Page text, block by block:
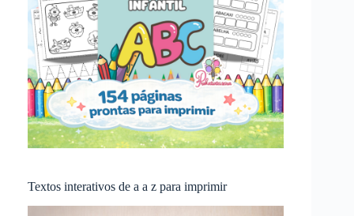
Textos interativos de a a z para imprimir